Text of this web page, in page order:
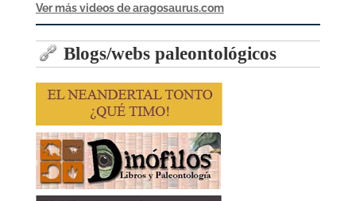
Ver más videos de aragosaurus.com
Blogs/webs paleontológicos